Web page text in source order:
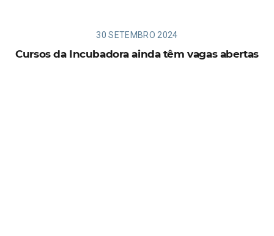
30 SETEMBRO 2024
Cursos da Incubadora ainda têm vagas abertas